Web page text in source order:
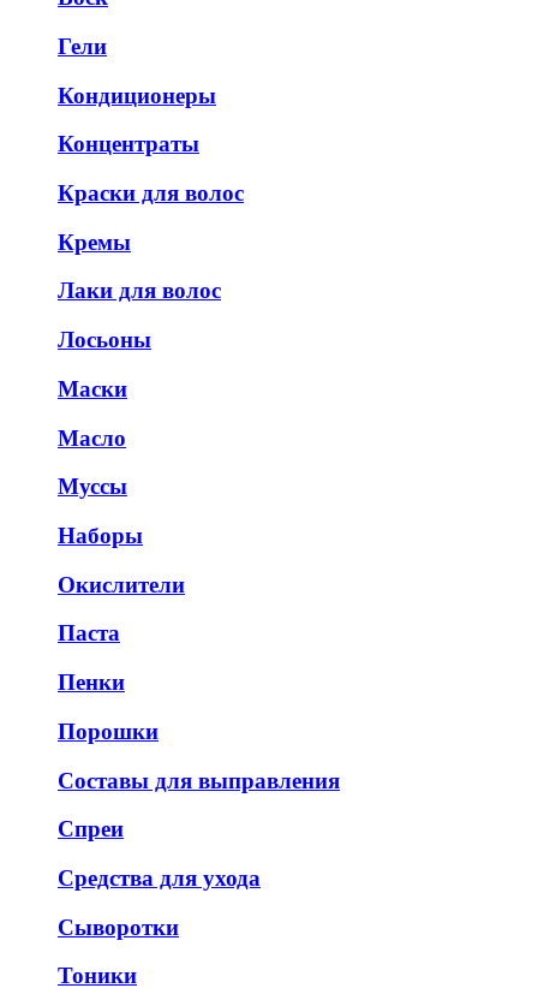
Гели
Кондиционеры
Концентраты
Краски для волос
Кремы
Лаки для волос
Лосьоны
Маски
Масло
Муссы
Наборы
Окислители
Паста
Пенки
Порошки
Составы для выправления
Спреи
Средства для ухода
Сыворотки
Тоники